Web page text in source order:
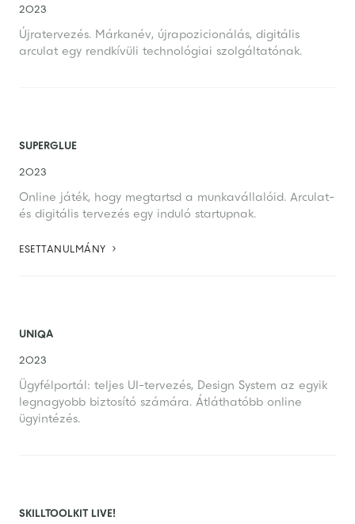
2023
Újratervezés. Márkanév, újrapozicionálás, digitális
arculat egy rendkívüli technológiai szolgáltatónak.
SUPERGLUE
2023
Online játék, hogy megtartsd a munkavállalóid. Arculat-
és digitális tervezés egy induló startupnak.
ESETTANULMÁNY 
UNIQA
2023
Ügyfélportál: teljes UI-tervezés, Design System az egyik
legnagyobb biztosító számára. Átláthatóbb online
ügyintézés.
SKILLTOOLKIT LIVE!